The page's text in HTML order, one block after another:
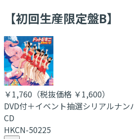
【初回生産限定盤B】
￥1,760 （税抜価格 ￥1,600）
DVD付＋イベント抽選シリアルナン
CD
HKCN-50225